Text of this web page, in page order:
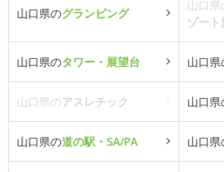
山口県のグランピング
山口県
ゾート
山口県のタワー・展望台 山口県
山口県のアスレチック 山口県
山口県の道の駅・SA/PA 山口県